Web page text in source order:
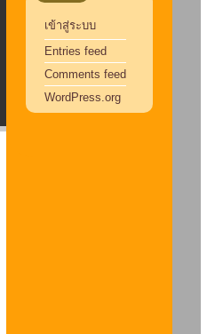
เข้าสู่ระบบ
Entries feed
Comments feed
WordPress.org